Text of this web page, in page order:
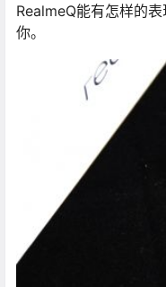
RealmeQ能有怎样的
你。